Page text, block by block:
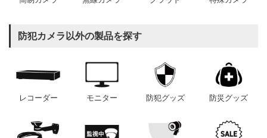
防犯カメラ以外の製品を探す
レコーダー モニター 防犯グッズ 防災グッズ